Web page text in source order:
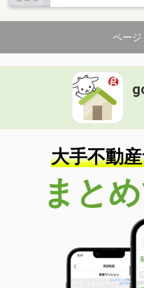
ページ
大手不動
まと